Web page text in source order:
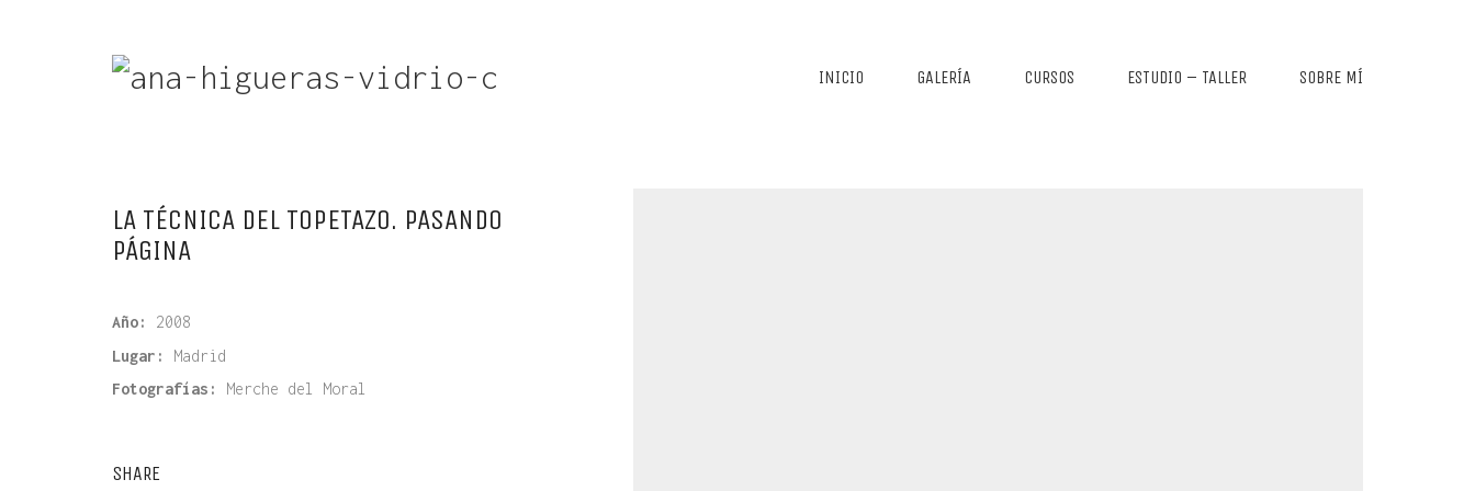
INICIO GALERÍA CURSOS ESTUDIO – TALLER SOBRE MÍ
LA TÉCNICA DEL TOPETAZO. PASANDO
PÁGINA
Año: 2008
Lugar:
Madrid
Fotografías:
Merche del Moral
SHARE